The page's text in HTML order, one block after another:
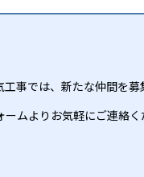
事では、新たな仲間を募
ムよりお気軽にご連絡く